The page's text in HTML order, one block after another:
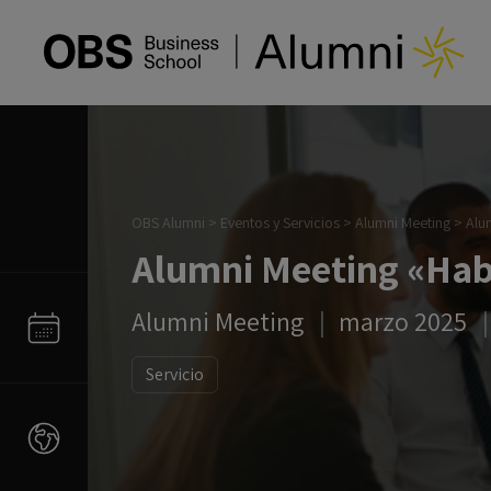
OBS Alumni > Eventos y Servicios > Alumni Meeting >
Alumni Meeting
Alumni Meeting marzo 2025
Servicio